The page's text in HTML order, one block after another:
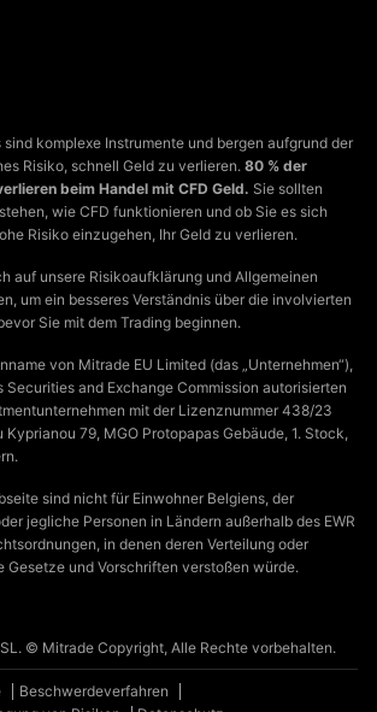
sind komplexe Instrumente und bergen aufgrund der
Risiko, schnell Geld zu verlieren. 80 % der
beim Handel mit CFD Geld. Sie sollten
wie CFD funktionieren und ob Sie es sich
Risiko einzugehen, Ihr Geld zu verlieren.
auf unsere Risikoaufklärung und Allgemeinen
um ein besseres Verständnis über die involvierten
Sie mit dem Trading beginnen.
von Mitrade EU Limited (das „Unternehmen“),
Securities and Exchange Commission autorisierten
mit der Lizenznummer 438/23
Kyprianou 79, MGO Protopapas Gebäude, 1. Stock,
sind nicht für Einwohner Belgiens, der
jegliche Personen in Ländern außerhalb des EWR
in denen deren Verteilung oder
Gesetze und Vorschriften verstoßen würde.
© Mitrade Copyright, Alle Rechte vorbehalten.
Beschwerdeverfahren